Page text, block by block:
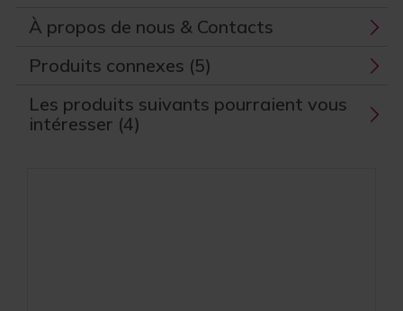
À propos de nous & Contacts
Produits connexes (5)
Les produits suivants pourraient vous
intéresser (4)